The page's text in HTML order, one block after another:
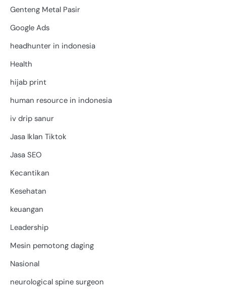
Genteng Metal Pasir
Google Ads
headhunter in indonesia
Health
hijab print
human resource in indonesia
iv drip sanur
Jasa Iklan Tiktok
Jasa SEO
Kecantikan
Kesehatan
keuangan
Leadership
Mesin pemotong daging
Nasional
neurological spine surgeon